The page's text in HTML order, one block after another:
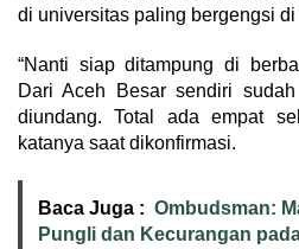
di universitas paling bergengsi
“Nanti siap ditampung di
Dari Aceh Besar sendiri
diundang. Total ada empat
katanya saat dikonfirmasi.
Baca Juga : Ombudsman:
Pungli dan Kecurangan